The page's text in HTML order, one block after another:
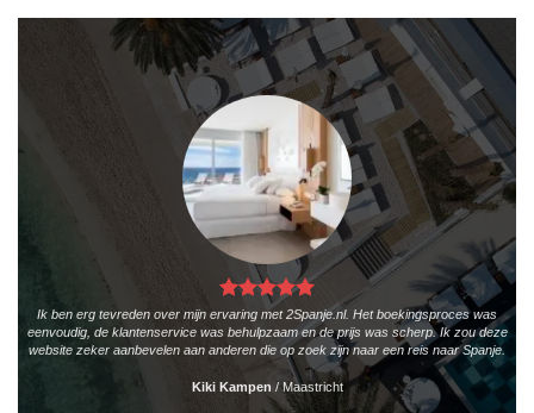
Ik ben erg tevreden over mijn ervaring met 2Spanje.nl. Het boekingsproces was
eenvoudig, de klantenservice was behulpzaam en de prijs was scherp. Ik zou deze
website zeker aanbevelen aan anderen die op zoek zijn naar een reis naar Spanje.
Kiki Kampen /Maastricht